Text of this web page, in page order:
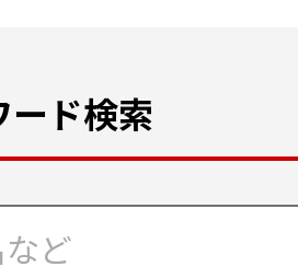
ード検索